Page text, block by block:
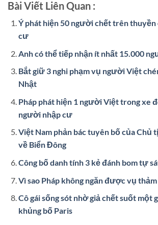
Bài Viết Liên Quan :
Ý phát hiện 50 người chết trên
cư
Anh có thể tiếp nhận ít nhất 15.000
Bắt giữ 3 nghi phạm vụ người Việt
Nhật
Pháp phát hiện 1 người Việt trong xe
người nhập cư
Việt Nam phản bác tuyên bố của Chủ
về Biển Đông
Công bố danh tính 3 kẻ đánh bom tự
Vì sao Pháp không ngăn được vụ thảm
Cô gái sống sót nhờ giả chết suốt
khủng bố Paris